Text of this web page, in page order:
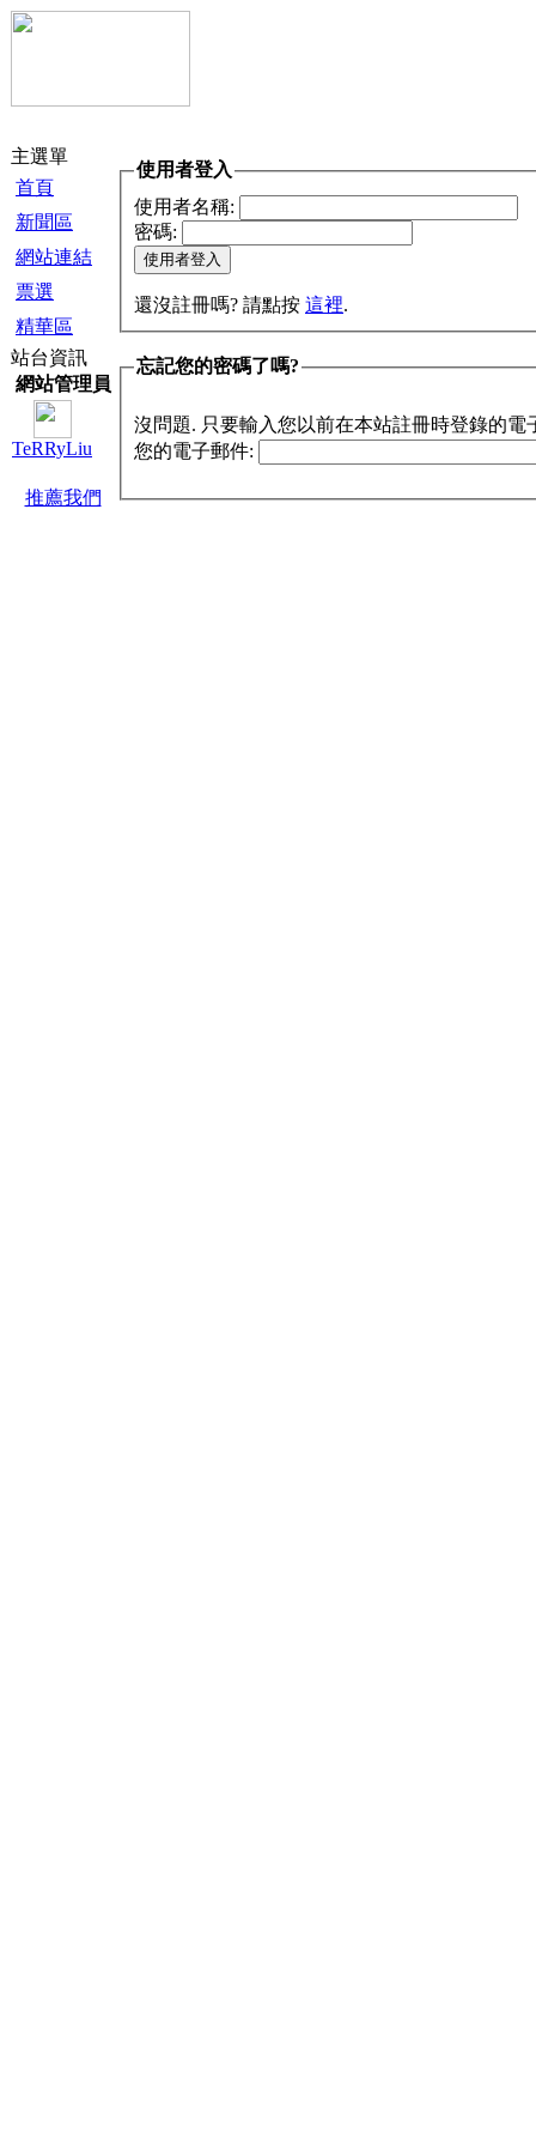
主選單
首頁
新聞區
網站連結
票選
精華區
站台資訊
網站管理員
TeRRyLiu
推薦我們
使用者登入
使用者名稱:
密碼:
還沒註冊嗎? 請點按 這裡.
忘記您的密碼了嗎?
沒問題. 只要輸入您以前在本站註冊時登錄的電
您的電子郵件: